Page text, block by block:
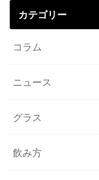
カテゴリー
コラム
ニュース
グラス
飲み方